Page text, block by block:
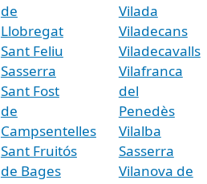
de
Llobregat
Sant Feliu
Sasserra
Sant Fost
de
Campsentelles
Sant Fruitós
de Bages
Vilada
Viladecans
Viladecavalls
Vilafranca
del
Penedès
Vilalba
Sasserra
Vilanova de